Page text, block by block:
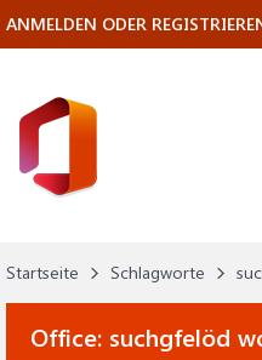
Startseite Schlagworte
Office: suchgfelöd
ANMELDEN ODER